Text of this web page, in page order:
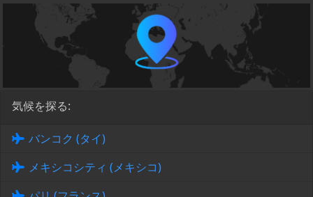
気候を探る:
バンコク (タイ)
メキシコシティ (メキシコ)